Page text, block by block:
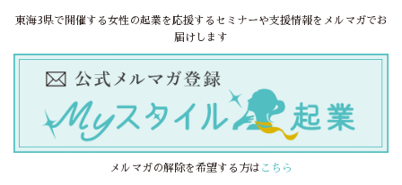
東海3県で開催する女性の起業を応援するセミナーや支援情報をメルマガでお
届けします
メルマガの解除を希望する方は こちら